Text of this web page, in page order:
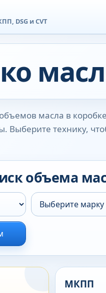
DSG и CVT
масла в
Выберите технику,
объема
МКПП